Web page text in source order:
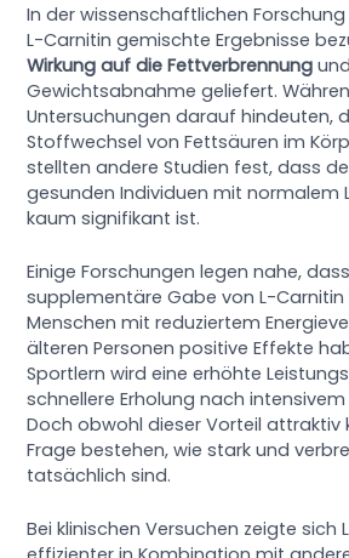
In der wissenschaftlichen
L-Carnitin gemischte Ergebnisse
Wirkung auf die Fettverbrennung und
Gewichtsabnahme geliefert.
Untersuchungen darauf hindeuten,
Stoffwechsel von Fettsäuren im
stellten andere Studien fest, dass
gesunden Individuen mit normalem
kaum signifikant ist.
Einige Forschungen legen nahe,
supplementäre Gabe von L-Carnitin
Menschen mit reduziertem
älteren Personen positive Effekte
Sportlern wird eine erhöhte
schnellere Erholung nach
Doch obwohl dieser Vorteil attraktiv
Frage bestehen, wie stark und
tatsächlich sind.
Bei klinischen Versuchen zeigte sich